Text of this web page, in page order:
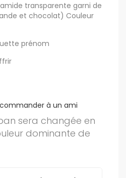
transparente garni de
et chocolat) Couleur
prénom
à un ami
sera changée en
dominante de